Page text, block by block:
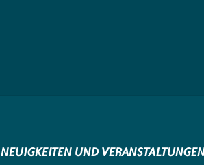
NEUIGKEITEN UND